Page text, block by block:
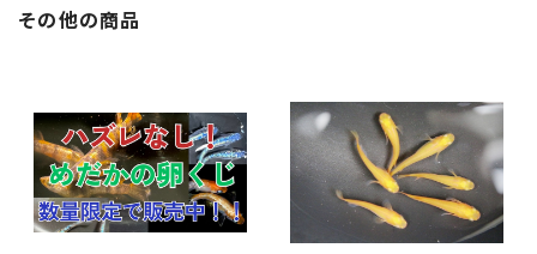
その他の商品